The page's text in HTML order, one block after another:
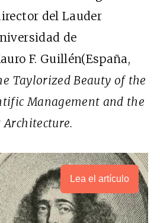
del Lauder
de
F. Guillén(España,
Taylorized Beauty of the
Management and the
Lea el artículo